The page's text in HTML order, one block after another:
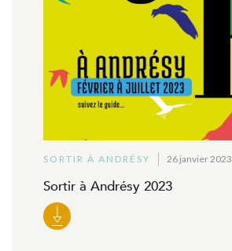
SORTIR À ANDRÉSY 26 janvier 2023
Sortir à Andrésy 2023